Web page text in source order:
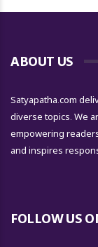
ABOUT US
Satyapatha.com
diverse topics. We
empowering
and inspires
FOLLOW US